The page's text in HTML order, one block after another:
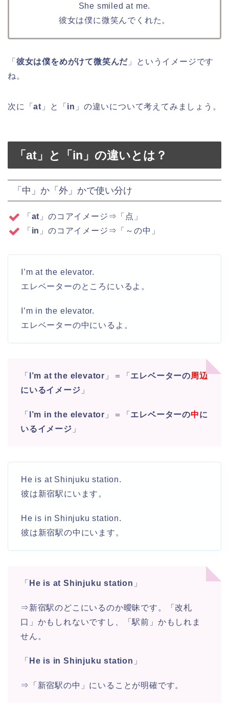
She smiled at me.
彼女は僕に微笑んでくれた。
「 彼女は僕をめがけて微笑んだ 」というイメージです
ね。
次に「at 」と「 in 」の違いについて考えてみましょう。
「at」と「in」の違いとは？
「中」か「外」かで使い分け
「 at 」のコアイメージ⇒「点」
「 in 」のコアイメージ⇒「～の中」
I’m at the elevator.
エレベーターのところにいるよ。
I’m in the elevator.
エレベーターの中にいるよ。
「 I’m at the elevator 」＝「 エレベーターの周辺
にいるイメージ 」
「 I’m in the elevator 」＝「 エレベーターの中に
いるイメージ 」
He is at Shinjuku station.
彼は新宿駅にいます。
He is in Shinjuku station.
彼は新宿駅の中にいます。
「 He is at Shinjuku station 」
⇒新宿駅のどこにいるのか曖昧です。「改札
口」かもしれないですし、「駅前」かもしれま
せん。
「 He is in Shinjuku station 」
⇒「新宿駅の中」にいることが明確です。